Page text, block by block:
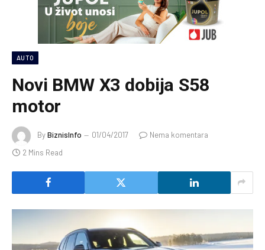
AUTO
Novi BMW X3 dobija S58
motor
ByBiznisInfo 01/04/2017
Nema komentara
2 Mins Read